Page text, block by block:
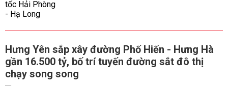
Hưng Yên sắp xây đường Phố Hiến - Hưng Hà
gần 16.500 tỷ, bố trí tuyến đường sắt đô thị
chạy song song